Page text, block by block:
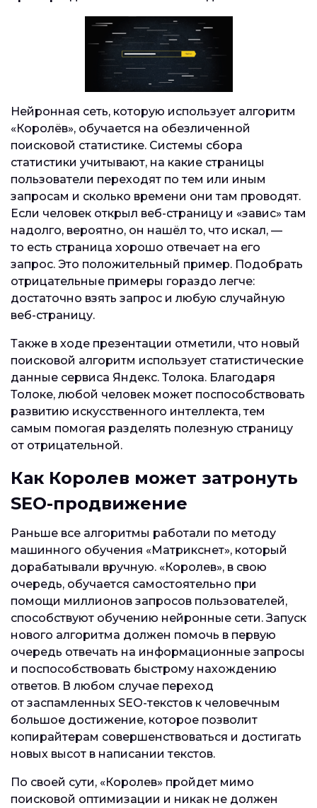
Нейронная сеть, которую использует алгоритм
«Королёв», обучается на обезличенной
поисковой статистике. Системы сбора
статистики учитывают, на какие страницы
пользователи переходят по тем или иным
запросам и сколько времени они там проводят.
Если человек открыл веб-страницу и «завис» там
надолго, вероятно, он нашёл то, что искал, —
то есть страница хорошо отвечает на его
запрос. Это положительный пример. Подобрать
отрицательные примеры гораздо легче:
достаточно взять запрос и любую случайную
веб-страницу.
Также в ходе презентации отметили, что новый
поисковой алгоритм использует статистические
данные сервиса Яндекс. Толока. Благодаря
Толоке, любой человек может поспособствовать
развитию искусственного интеллекта, тем
самым помогая разделять полезную страницу
от отрицательной.
Как Королев может затронуть
SEO-продвижение
Раньше все алгоритмы работали по методу
машинного обучения «Матрикснет», который
дорабатывали вручную. «Королев», в свою
очередь, обучается самостоятельно при
помощи миллионов запросов пользователей,
способствуют обучению нейронные сети. Запуск
нового алгоритма должен помочь в первую
очередь отвечать на информационные запросы
и поспособствовать быстрому нахождению
ответов. В любом случае переход
от заспамленных SEO-текстов к человечным
большое достижение, которое позволит
копирайтерам совершенствоваться и достигать
новых высот в написании текстов.
По своей сути, «Королев» пройдет мимо
поисковой оптимизации и никак не должен